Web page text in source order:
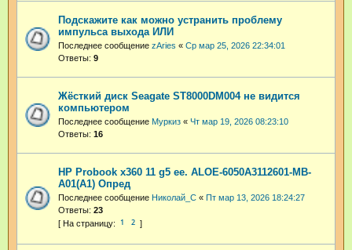
Подскажите как можно устранить проблему
импульса выхода ИЛИ
Последнее сообщение zAries « Ср мар 25, 2026 22:34:01
Ответы: 9
Жёсткий диск Seagate ST8000DM004 не видится
компьютером
Последнее сообщение Муркиз « Чт мар 19, 2026 08:23:10
Ответы: 16
HP Probook x360 11 g5 ee. ALOE-6050A3112601-MB-
A01(A1) Опред
Последнее сообщение Николай_С « Пт мар 13, 2026 18:24:27
Ответы: 23
1 2